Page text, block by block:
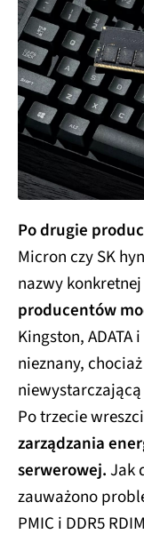
Po drugie
Micron czy SK
nazwy
producentów
Kingston,
nieznany,
Po trzecie
zarządzania
serwerowej.Jak
zauważono
PMIC i DDR5